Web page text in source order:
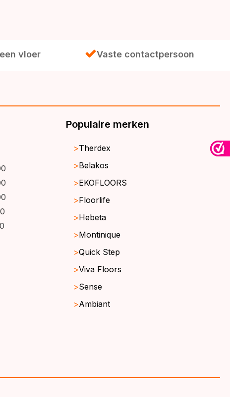
vloer Vaste contactpersoon
Populaire merken
Therdex
Belakos
EKOFLOORS
Floorlife
Hebeta
Montinique
Quick Step
Viva Floors
Sense
Ambiant